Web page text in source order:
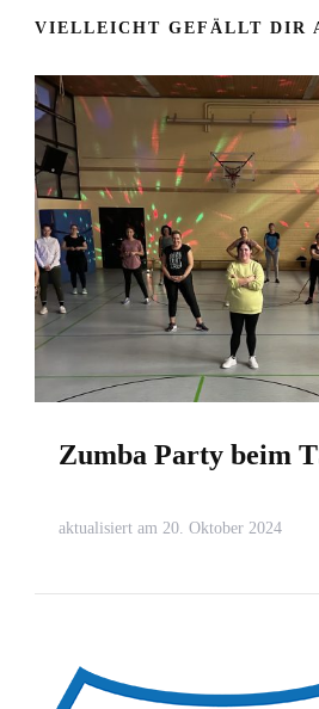
VIELLEICHT GEFÄLLT DIR
Zumba Party beim
aktualisiert am 20. Oktober 2024